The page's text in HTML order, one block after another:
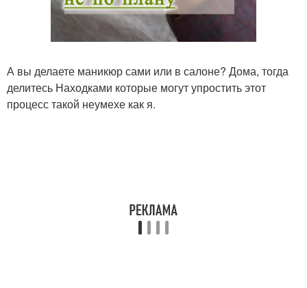
А вы делаете маникюр сами или в салоне? Дома, тогда
делитесь Находками которые могут упростить этот
процесс такой неумехе как я.